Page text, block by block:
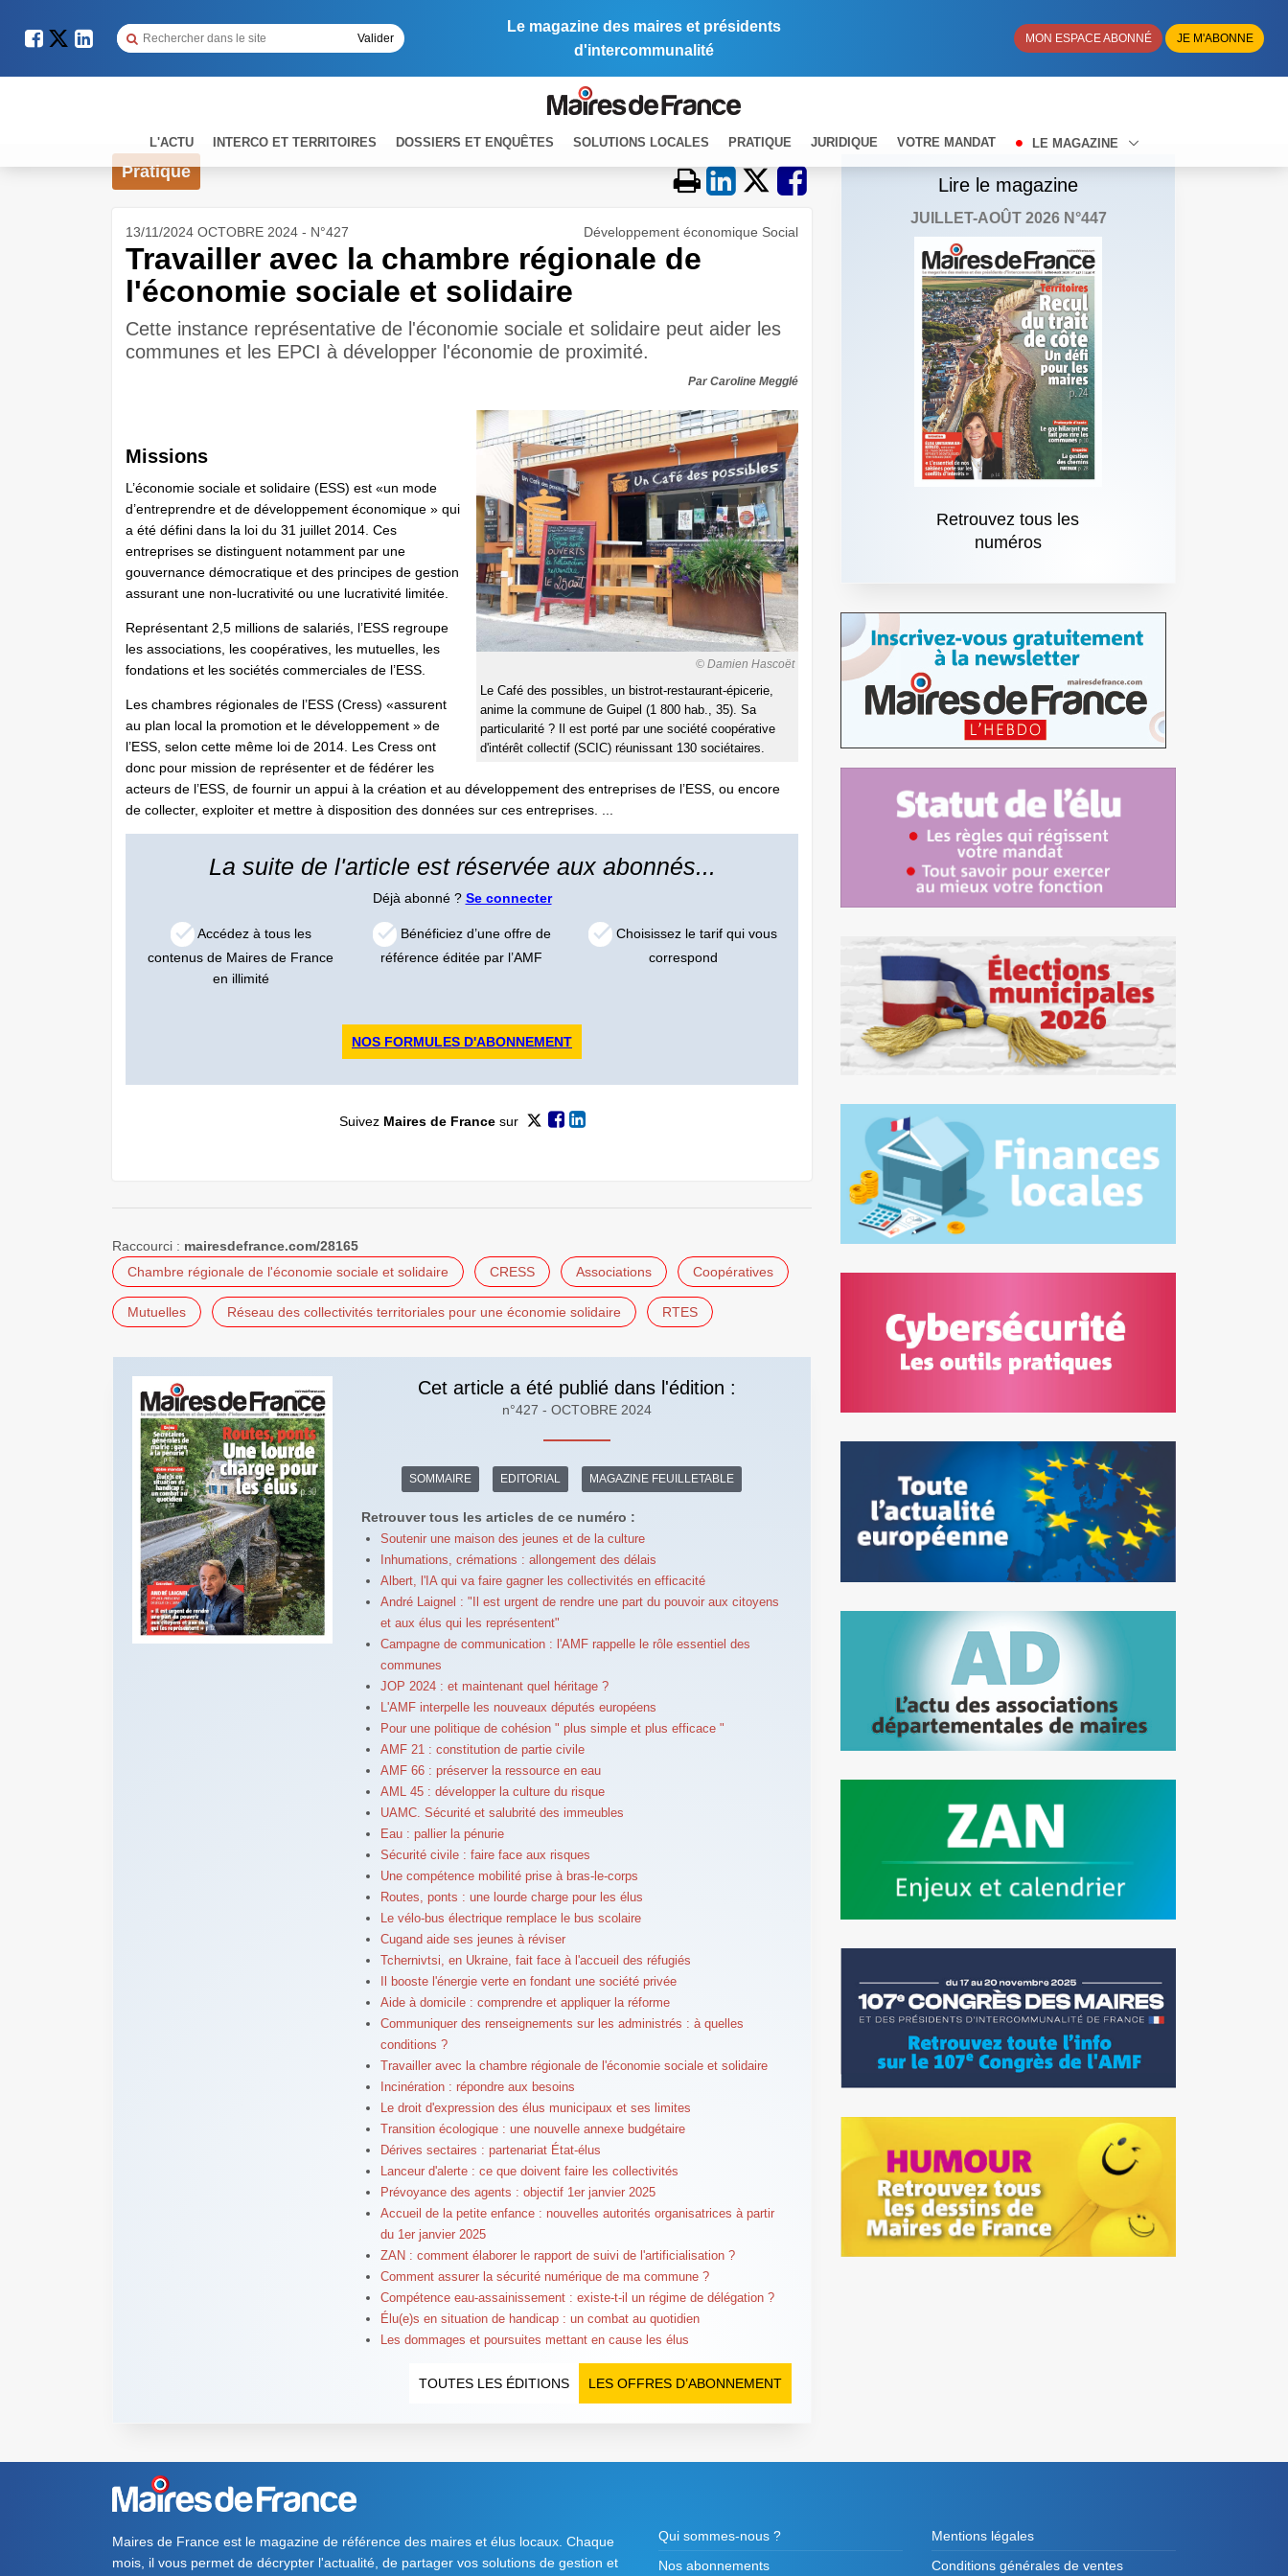
Le magazine des maires et présidents
d'intercommunalité
MON ESPACE ABONNÉ JE M'ABONNE
L'ACTU INTERCO ET TERRITOIRES DOSSIERS ET ENQUÊTES SOLUTIONS LOCALES PRATIQUE JURIDIQUE VOTRE MANDAT LE MAGAZINE
Pratique
13/11/2024 OCTOBRE 2024 - N°427 Développement économique Social
Travailler avec la chambre régionale de
l'économie sociale et solidaire
Cette instance représentative de l'économie sociale et solidaire peut aider les
communes et les EPCI à développer l'économie de proximité.
Par Caroline Megglé
© Damien Hascoët
Le Café des possibles, un bistrot-restaurant-épicerie,
anime la commune de Guipel (1 800 hab., 35). Sa
particularité ? Il est porté par une société coopérative
d'intérêt collectif (SCIC) réunissant 130 sociétaires.
Missions
L’économie sociale et solidaire (ESS) est «un mode
d’entreprendre et de développement économique » qui
a été défini dans la loi du 31 juillet 2014. Ces
entreprises se distinguent notamment par une
gouvernance démocratique et des principes de gestion
assurant une non-lucrativité ou une lucrativité limitée.
Représentant 2,5 millions de salariés, l’ESS regroupe
les associations, les coopératives, les mutuelles, les
fondations et les sociétés commerciales de l’ESS.
Les chambres régionales de l’ESS (Cress) «assurent
au plan local la promotion et le développement » de
l’ESS, selon cette même loi de 2014. Les Cress ont
donc pour mission de représenter et de fédérer les
acteurs de l’ESS, de fournir un appui à la création et au développement des entreprises de l’ESS, ou encore
de collecter, exploiter et mettre à disposition des données sur ces entreprises. ...
La suite de l'article est réservée aux abonnés...
Déjà abonné ? Se connecter
Accédez à tous les
contenus de Maires de France
en illimité
Bénéficiez d’une offre de
référence éditée par l’AMF
Choisissez le tarif qui vous
correspond
NOS FORMULES D'ABONNEMENT
Suivez Maires de Francesur
Raccourci : mairesdefrance.com/28165
Chambre régionale de l'économie sociale et solidaire
CRESS Associations Coopératives
Mutuelles Réseau des collectivités territoriales pour une économie solidaire RTES
Cet article a été publié dans l'édition :
n°427 - OCTOBRE 2024
SOMMAIRE EDITORIAL MAGAZINE FEUILLETABLE
Retrouver tous les articles de ce numéro :
Soutenir une maison des jeunes et de la culture
Inhumations, crémations : allongement des délais
Albert, l'IA qui va faire gagner les collectivités en efficacité
André Laignel : "Il est urgent de rendre une part du pouvoir aux citoyens
et aux élus qui les représentent"
Campagne de communication : l'AMF rappelle le rôle essentiel des
communes
JOP 2024 : et maintenant quel héritage ?
L'AMF interpelle les nouveaux députés européens
Pour une politique de cohésion " plus simple et plus efficace "
AMF 21 : constitution de partie civile
AMF 66 : préserver la ressource en eau
AML 45 : développer la culture du risque
UAMC. Sécurité et salubrité des immeubles
Eau : pallier la pénurie
Sécurité civile : faire face aux risques
Une compétence mobilité prise à bras-le-corps
Routes, ponts : une lourde charge pour les élus
Le vélo-bus électrique remplace le bus scolaire
Cugand aide ses jeunes à réviser
Tchernivtsi, en Ukraine, fait face à l'accueil des réfugiés
Il booste l'énergie verte en fondant une société privée
Aide à domicile : comprendre et appliquer la réforme
Communiquer des renseignements sur les administrés : à quelles
conditions ?
Travailler avec la chambre régionale de l'économie sociale et solidaire
Incinération : répondre aux besoins
Le droit d'expression des élus municipaux et ses limites
Transition écologique : une nouvelle annexe budgétaire
Dérives sectaires : partenariat État-élus
Lanceur d'alerte : ce que doivent faire les collectivités
Prévoyance des agents : objectif 1er janvier 2025
Accueil de la petite enfance : nouvelles autorités organisatrices à partir
du 1er janvier 2025
ZAN : comment élaborer le rapport de suivi de l'artificialisation ?
Comment assurer la sécurité numérique de ma commune ?
Compétence eau-assainissement : existe-t-il un régime de délégation ?
Élu(e)s en situation de handicap : un combat au quotidien
Les dommages et poursuites mettant en cause les élus
LES OFFRES D’ABONNEMENT
TOUTES LES ÉDITIONS
Lire le magazine
JUILLET-AOÛT 2026 N°447
Retrouvez tous les
numéros
Maires de France est le magazine de référence des maires et élus locaux. Chaque
mois, il vous permet de décrypter l'actualité, de partager vos solutions de gestion et
Qui sommes-nous ?
Nos abonnements
Mentions légales
Conditions générales de ventes